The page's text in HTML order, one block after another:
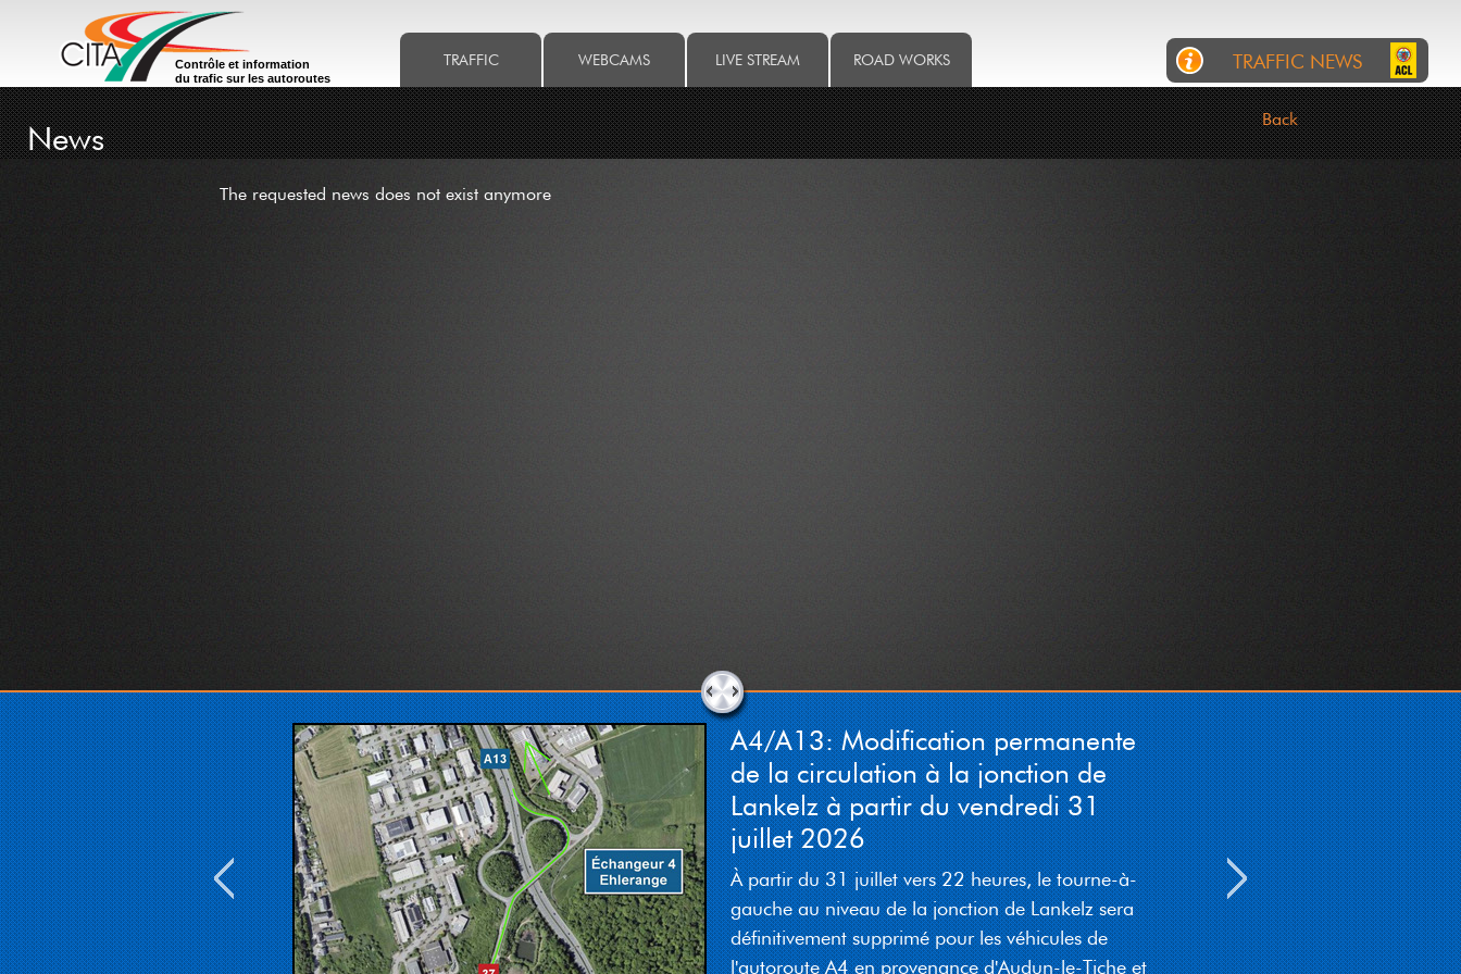
Contrôle et information
du trafic sur les autoroutes
TRAFFIC WEBCAMS LIVE STREAM ROAD WORKS
News Back
The requested news does not exist anymore
TRAFFIC NEWS
RTL
No information for now
INCIDENTS ROADWORKS
A4/A13: Modification permanente
de la circulation à la jonction de
Lankelz à partir du vendredi 31
juillet 2026
À partir du 31 juillet vers 22 heures, le tourne-à-
gauche au niveau de la jonction de Lankelz sera
définitivement supprimé pour les véhicules de
l'autoroute A4 en provenance d'Audun-le-Tiche et